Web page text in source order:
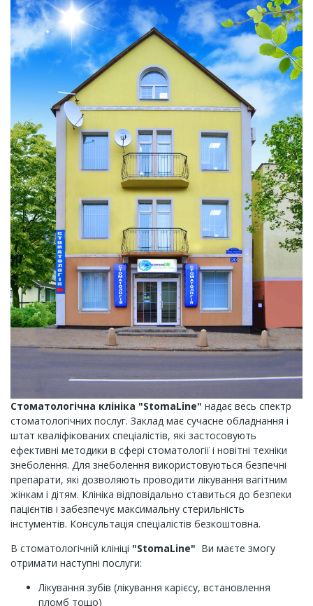
Стоматологічна клініка "StomaLine" надає весь спектр
стоматологічних послуг. Заклад має сучасне обладнання і
штат кваліфікованих спеціалістів, які застосовують
ефективні методики в сфері стоматології і новітні техніки
знеболення. Для знеболення використовуються безпечні
препарати, які дозволяють проводити лікування вагітним
жінкам і дітям. Клініка відповідально ставиться до безпеки
пацієнтів і забезпечує максимальну стерильність
інстументів. Консультація спеціалістів безкоштовна.
В стоматологічній клініці "StomaLine" Ви маєте змогу
отримати наступні послуги:
Лікування зубів (лікування карієсу, встановлення
пломб тощо)